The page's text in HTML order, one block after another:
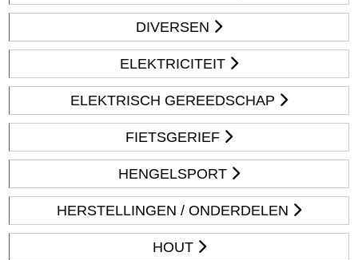
DIVERSEN
ELEKTRICITEIT
ELEKTRISCH GEREEDSCHAP
FIETSGERIEF
HENGELSPORT
HERSTELLINGEN / ONDERDELEN
HOUT